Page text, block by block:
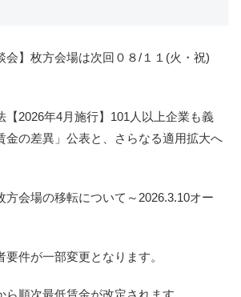
会】枚方会場は次回０８/１１(火・祝)
【2026年4月施行】101人以上企業も義
金の差異」公表と、さらなる適用拡大へ
会場の移転について～2026.3.10オー
件が一部変更となります。
ら順次最低賃金が改定されます。